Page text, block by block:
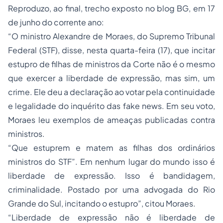
Reproduzo, ao final, trecho exposto no blog BG, em 17
de junho do corrente ano:
“O ministro Alexandre de Moraes, do Supremo Tribunal
Federal (STF), disse, nesta quarta-feira (17), que incitar
estupro de filhas de ministros da Corte não é o mesmo
que exercer a liberdade de expressão, mas sim, um
crime. Ele deu a declaração ao votar pela continuidade
e legalidade do inquérito das fake news. Em seu voto,
Moraes leu exemplos de ameaças publicadas contra
ministros.
“Que estuprem e matem as filhas dos ordinários
ministros do STF”. Em nenhum lugar do mundo isso é
liberdade de expressão. Isso é bandidagem,
criminalidade. Postado por uma advogada do Rio
Grande do Sul, incitando o estupro”, citou Moraes.
“Liberdade de expressão não é liberdade de